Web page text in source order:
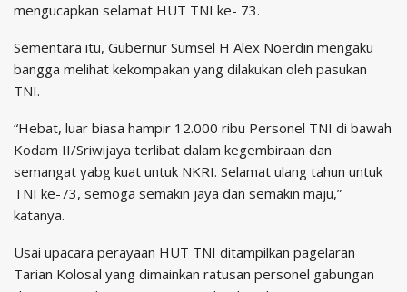
mengucapkan selamat HUT TNI ke- 73.
Sementara itu, Gubernur Sumsel H Alex Noerdin mengaku
bangga melihat kekompakan yang dilakukan oleh pasukan
TNI.
“Hebat, luar biasa hampir 12.000 ribu Personel TNI di bawah
Kodam II/Sriwijaya terlibat dalam kegembiraan dan
semangat yabg kuat untuk NKRI. Selamat ulang tahun untuk
TNI ke-73, semoga semakin jaya dan semakin maju,”
katanya.
Usai upacara perayaan HUT TNI ditampilkan pagelaran
Tarian Kolosal yang dimainkan ratusan personel gabungan